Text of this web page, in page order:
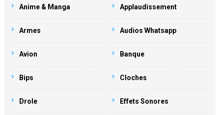
Anime & Manga Applaudissement
Armes Audios Whatsapp
Avion Banque
Bips Cloches
Drole Effets Sonores